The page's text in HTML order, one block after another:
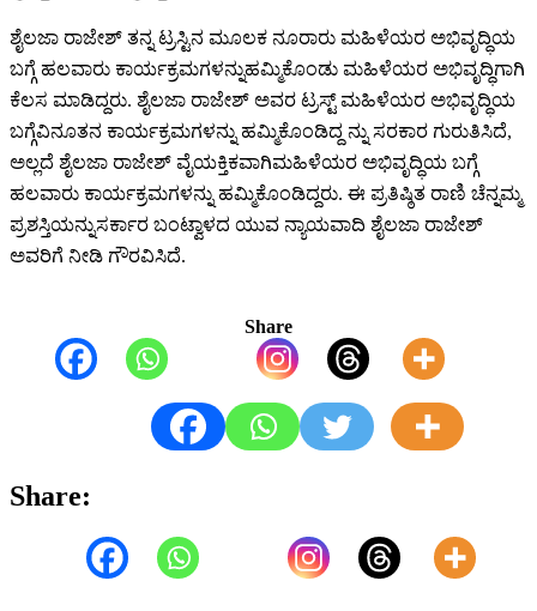
ಶೈಲಜಾ ರಾಜೇಶ್ ತನ್ನ ಟ್ರಸ್ಟಿನ ಮೂಲಕ ನೂರಾರು ಮಹಿಳೆಯರ ಅಭಿವೃದ್ಧಿಯ
ಬಗ್ಗೆ ಹಲವಾರು ಕಾರ್ಯಕ್ರಮಗಳನ್ನುಹಮ್ಮಿಕೊಂಡು ಮಹಿಳೆಯರ ಅಭಿವೃದ್ಧಿಗಾಗಿ
ಕೆಲಸ ಮಾಡಿದ್ದರು. ಶೈಲಜಾ ರಾಜೇಶ್ ಅವರ ಟ್ರಸ್ಟ್ ಮಹಿಳೆಯರ ಅಭಿವೃದ್ಧಿಯ
ಬಗ್ಗೆವಿನೂತನ ಕಾರ್ಯಕ್ರಮಗಳನ್ನು ಹಮ್ಮಿಕೊಂಡಿದ್ದ ನ್ನು ಸರಕಾರ ಗುರುತಿಸಿದೆ,
ಅಲ್ಲದೆ ಶೈಲಜಾ ರಾಜೇಶ್ ವೈಯಕ್ತಿಕವಾಗಿಮಹಿಳೆಯರ ಅಭಿವೃದ್ಧಿಯ ಬಗ್ಗೆ
ಹಲವಾರು ಕಾರ್ಯಕ್ರಮಗಳನ್ನು ಹಮ್ಮಿಕೊಂಡಿದ್ದರು. ಈ ಪ್ರತಿಷ್ಠಿತ ರಾಣಿ ಚೆನ್ನಮ್ಮ
ಪ್ರಶಸ್ತಿಯನ್ನುಸರ್ಕಾರ ಬಂಟ್ವಾಳದ ಯುವ ನ್ಯಾಯವಾದಿ ಶೈಲಜಾ ರಾಜೇಶ್
ಅವರಿಗೆ ನೀಡಿ ಗೌರವಿಸಿದೆ.
Share
Share: